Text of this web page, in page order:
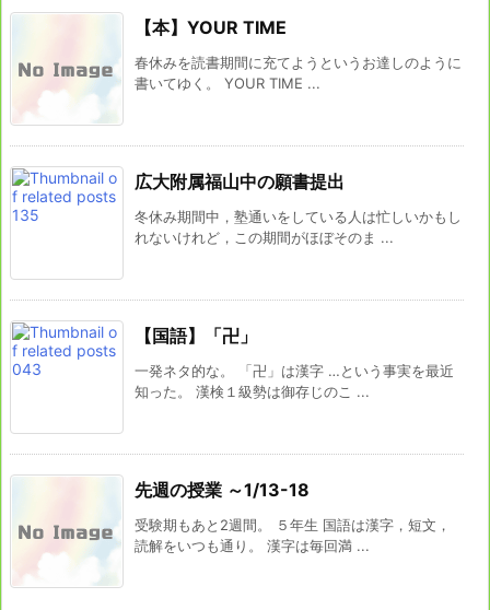
【本】YOUR TIME
春休みを読書期間に充てようというお達しのように
書いてゆく。 YOUR TIME ...
広大附属福山中の願書提出
冬休み期間中，塾通いをしている人は忙しいかもし
れないけれど，この期間がほぼそのま ...
【国語】「卍」
一発ネタ的な。 「卍」は漢字 …という事実を最近
知った。 漢検１級勢は御存じのこ ...
先週の授業 ～1/13-18
受験期もあと2週間。 ５年生 国語は漢字，短文，
読解をいつも通り。 漢字は毎回満 ...